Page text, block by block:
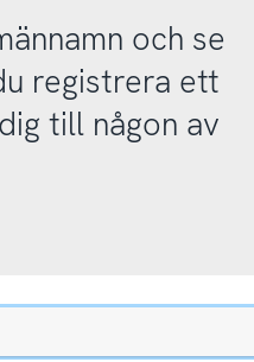
och se
registrera ett
till någon av